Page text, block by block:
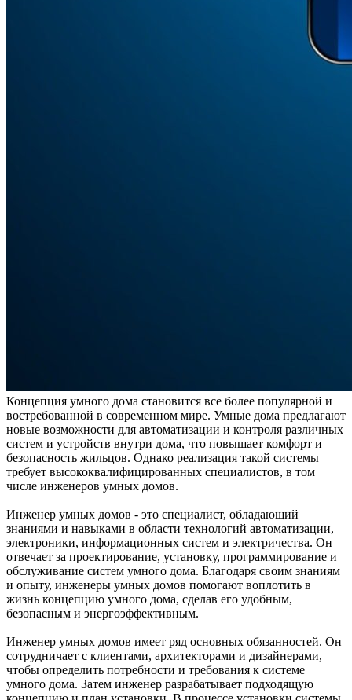
Концепция умного дома становится все более популярной и
востребованной в современном мире. Умные дома предлагают
новые возможности для автоматизации и контроля различных
систем и устройств внутри дома, что повышает комфорт и
безопасность жильцов. Однако реализация такой системы
требует высококвалифицированных специалистов, в том
числе инженеров умных домов.
Инженер умных домов - это специалист, обладающий
знаниями и навыками в области технологий автоматизации,
электроники, информационных систем и электричества. Он
отвечает за проектирование, установку, программирование и
обслуживание систем умного дома. Благодаря своим знаниям
и опыту, инженеры умных домов помогают воплотить в
жизнь концепцию умного дома, сделав его удобным,
безопасным и энергоэффективным.
Инженер умных домов имеет ряд основных обязанностей. Он
сотрудничает с клиентами, архитекторами и дизайнерами,
чтобы определить потребности и требования к системе
умного дома. Затем инженер разрабатывает подходящую